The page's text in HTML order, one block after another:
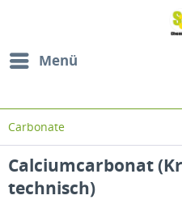
Menü
Carbonate
Calciumcarbonat
technisch)